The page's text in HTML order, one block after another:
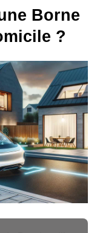
Borne
?